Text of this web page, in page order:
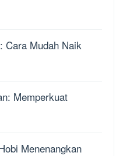
Cara Mudah Naik
Memperkuat
Menenangkan